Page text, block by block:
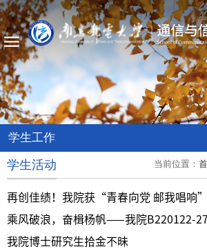
学生工作
当前位置：
学生活动
再创佳绩！我院获“青春向党 邮我唱响
生合唱比赛特等奖
乘风破浪，奋楫杨帆——我院B220122-
级大会圆满举行
我院博士研究生拾金不昧